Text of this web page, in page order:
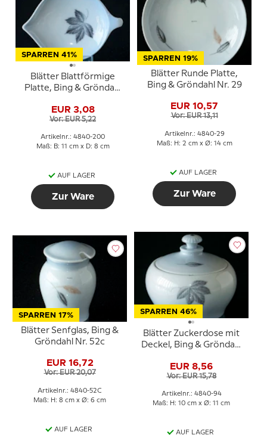
SPARREN 41%
Blätter Blattförmige
Platte, Bing & Gröndahl
EUR 3,08
Vor: EUR 5,22
Artikelnr.: 4840-200
Maß: B: 11 cm x D: 8 cm
AUF LAGER
Zur Ware
SPARREN 19%
Blätter Runde Platte,
Bing & Gröndahl Nr. 29
EUR 10,57
Vor: EUR 13,11
Artikelnr.: 4840-29
Maß: H: 2 cm x Ø: 14 cm
AUF LAGER
Zur Ware
SPARREN 17%
Blätter Senfglas, Bing &
Gröndahl Nr. 52c
EUR 16,72
Vor: EUR 20,07
Artikelnr.: 4840-52C
Maß: H: 8 cm x Ø: 6 cm
AUF LAGER
SPARREN 46%
Blätter Zuckerdose mit
Deckel, Bing & Gröndahl
EUR 8,56
Vor: EUR 15,78
Artikelnr.: 4840-94
Maß: H: 10 cm x Ø: 11 cm
AUF LAGER